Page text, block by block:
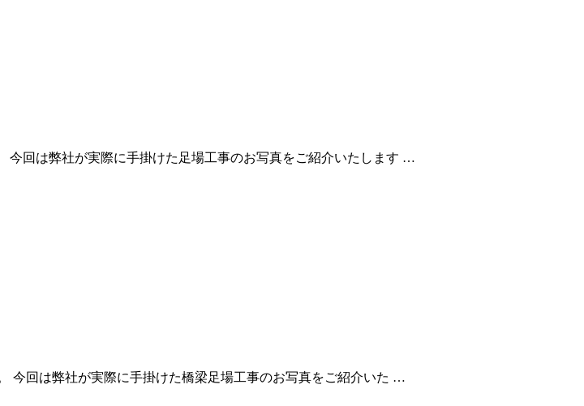
今回は弊社が実際に手掛けた足場工事のお写真をご紹介いたします …
今回は弊社が実際に手掛けた橋梁足場工事のお写真をご紹介いた …